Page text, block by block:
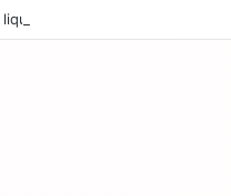
e riserve Fmi